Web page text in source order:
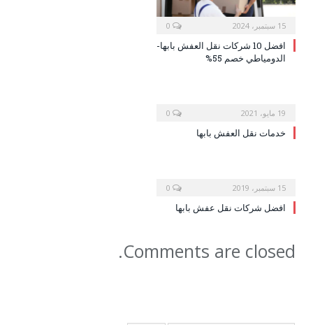
15 سبتمبر، 2024
افضل 10 شركات نقل العفش بابها-
الدومياطي خصم 55%
19 مايو، 2021
خدمات نقل العفش بابها
15 سبتمبر، 2019
افضل شركات نقل عفش بابها
Comments are closed.